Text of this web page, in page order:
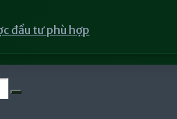
đầu tư phù hợp